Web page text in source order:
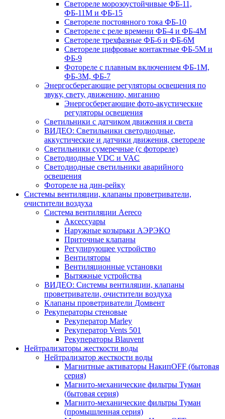
Светореле морозоустойчивые ФБ-11,
ФБ-11М и ФБ-15
Светореле постоянного тока ФБ-10
Светореле с реле времени ФБ-4 и ФБ-4М
Светореле трехфазные ФБ-6 и ФБ-6М
Светореле цифровые контактные ФБ-5М и
ФБ-9
Фотореле с плавным включением ФБ-1М,
ФБ-3М, ФБ-7
Энергосберегающие регуляторы освещения по
звуку, свету, движению, миганию
Энергосберегающие фото-акустические
регуляторы освещения
Светильники с датчиком движения и света
ВИДЕО: Светильники светодиодные,
аккустические и датчики движения, светореле
Светильники сумеречные (с фотореле)
Светодиодные VDC и VAC
Светодиодные светильники аварийного
освещения
Фотореле на дин-рейку
Системы вентиляции, клапаны проветриватели,
очистители воздуха
Система вентиляции Aereco
Аксессуары
Наружные козырьки АЭРЭКО
Приточные клапаны
Регулирующее устройство
Вентиляторы
Вентиляционные установки
Вытяжные устройства
ВИДЕО: Системы вентиляции, клапаны
проветриватели, очистители воздуха
Клапаны проветриватели Домвент
Рекуператоры стеновые
Рекуператор Marley
Рекуператор Vents 501
Рекуператоры Blauvent
Нейтрализаторы жесткости воды
Нейтрализатор жесткости воды
Магнитные активаторы НакипOFF (бытовая
серия)
Магнито-механические фильтры Туман
(бытовая серия)
Магнито-механические фильтры Туман
(промышленная серия)